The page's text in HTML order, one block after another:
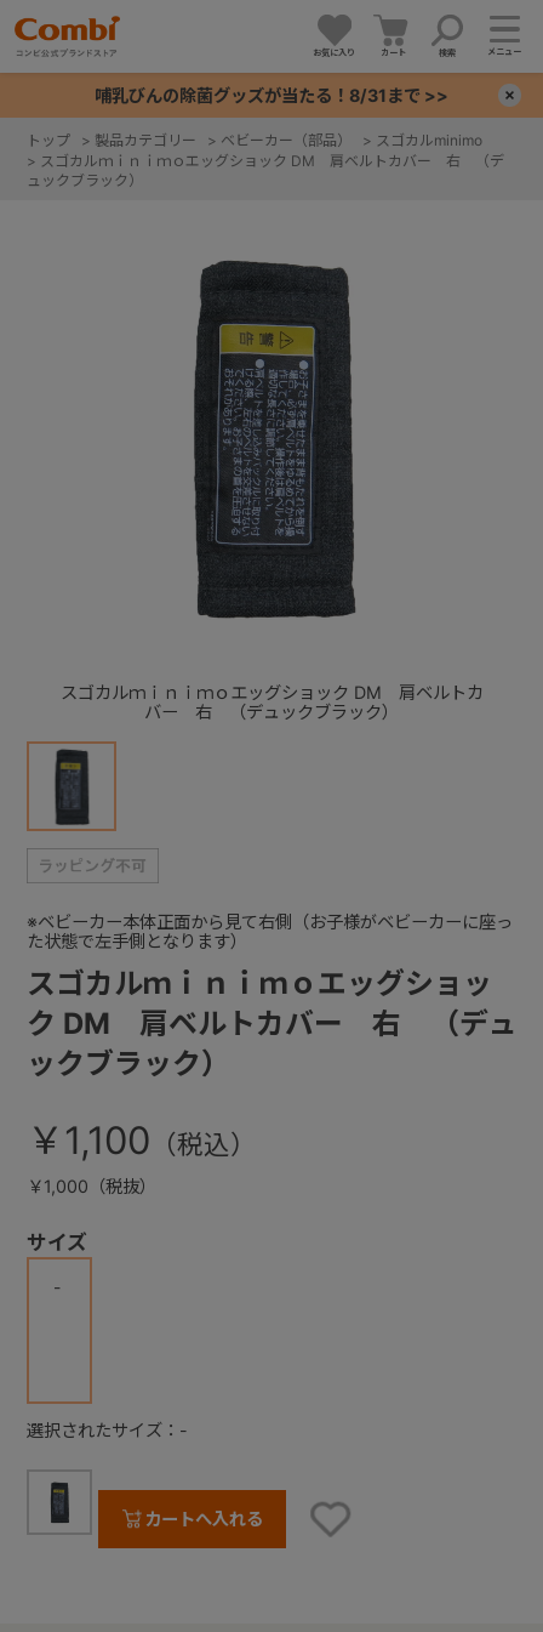
お気に入り カート 検索 メニュー
哺乳びんの除菌グッズが当たる！8/31まで >>
トップ > 製品カテゴリー > ベビーカー（部品） > スゴカルminimo
> スゴカルｍｉｎｉｍｏエッグショック DM 肩ベルトカバー 右 （デ
ュックブラック）
スゴカルｍｉｎｉｍｏエッグショック DM 肩ベルトカ
バー 右 （デュックブラック）
スゴカルｍｉｎｉｍｏエッグショッ
ク DM 肩ベルトカバー 右 （デュ
ックブラック）
※ベビーカー本体正面から見て右側（お子様がベビーカーに座っ
た状態で左手側となります）
￥1,100
￥1,000（税抜）
サイズ
-
選択されたサイズ：-
カートへ入れる